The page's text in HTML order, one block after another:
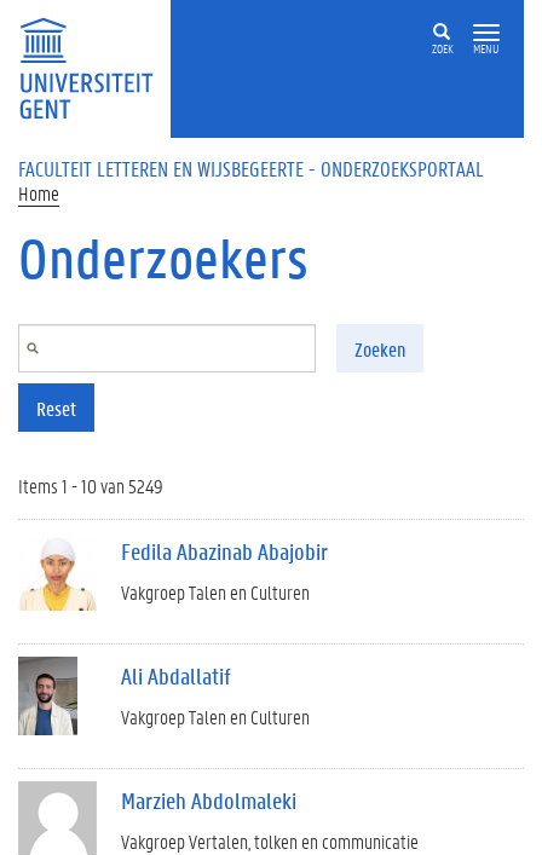
Overslaan en naar de inhoud gaan
ZOEK MENU
FACULTEIT LETTEREN EN WIJSBEGEERTE - ONDERZOEKSPORTAAL
Home
Onderzoekers
Zoeken
Reset
Items 1 - 10 van 5249
Fedila Abazinab Abajobir
Vakgroep Talen en Culturen
Ali Abdallatif
Vakgroep Talen en Culturen
Marzieh Abdolmaleki
Vakgroep Vertalen, tolken en communicatie